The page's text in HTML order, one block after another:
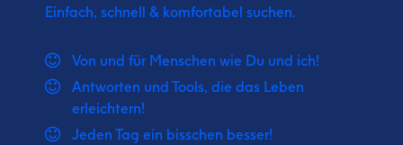
Einfach, schnell & komfortabel suchen.
Von und für Menschen wie Du und ich!
Antworten und Tools, die das Leben
erleichtern!
Jeden Tag ein bisschen besser!